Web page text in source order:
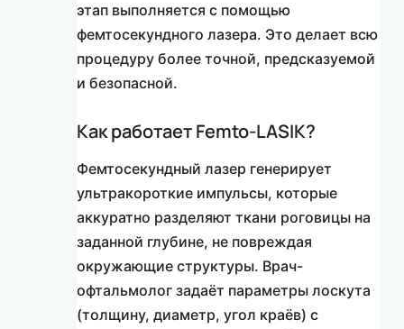
этап выполняется с помощью
фемтосекундного лазера. Это делает всю
процедуру более точной, предсказуемой
и безопасной.
Как работает Femto-LASIK?
Фемтосекундный лазер генерирует
ультракороткие импульсы, которые
аккуратно разделяют ткани роговицы на
заданной глубине, не повреждая
окружающие структуры. Врач-
офтальмолог задаёт параметры лоскута
(толщину, диаметр, угол краёв) с